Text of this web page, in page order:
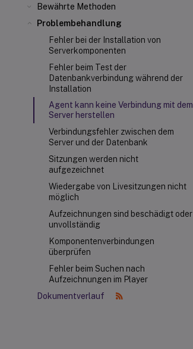
Bewährte Methoden
Problembehandlung
Fehler bei der Installation von
Serverkomponenten
Fehler beim Test der
Datenbankverbindung während der
Installation
Agent kann keine Verbindung mit dem
Server herstellen
Verbindungsfehler zwischen dem
Server und der Datenbank
Sitzungen werden nicht
aufgezeichnet
Wiedergabe von Livesitzungen nicht
möglich
Aufzeichnungen sind beschädigt oder
unvollständig
Komponentenverbindungen
überprüfen
Fehler beim Suchen nach
Aufzeichnungen im Player
Dokumentverlauf